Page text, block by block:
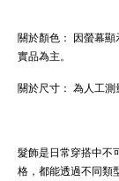
關於顏色：
因螢幕
實品為主。
關於尺寸： 為人工測
髮飾是日常穿搭中不
格，都能透過不同類